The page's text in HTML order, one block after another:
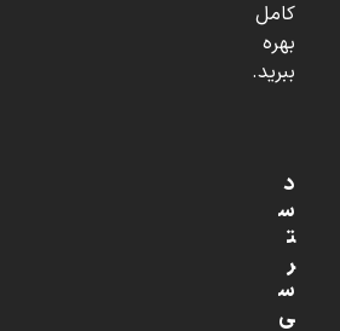
کامل
بهره
ببرید.
د
س
ت
ر
س
ی